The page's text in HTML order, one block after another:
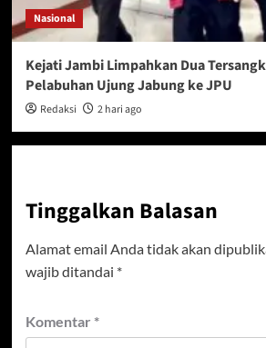
Nasional
Kejati Jambi Limpahkan Dua
Pelabuhan Ujung Jabung ke JPU
Redaksi 2 hari ago
Tinggalkan Balasan
Alamat email Anda tidak akan
wajib ditandai *
Komentar *